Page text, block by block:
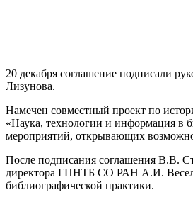
20 декабря соглашение подписали
Лизунова.
Намечен совместный проект по
«Наука, технологии и информация в
мероприятий, открывающих
После подписания соглашения В.В.
директора ГПНТБ СО РАН А.И.
библиографической практики.